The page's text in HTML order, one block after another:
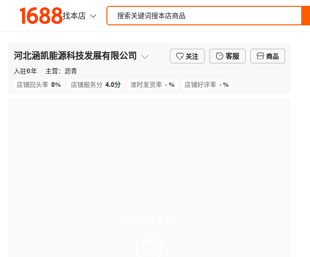
河北涵凯能源科技发展有限公司 关注 客服
商品
入驻6年 主营： 沥青
店铺回头率 0% 店铺服务分 4.0分 准时发货率 - % 店铺好评率 - %